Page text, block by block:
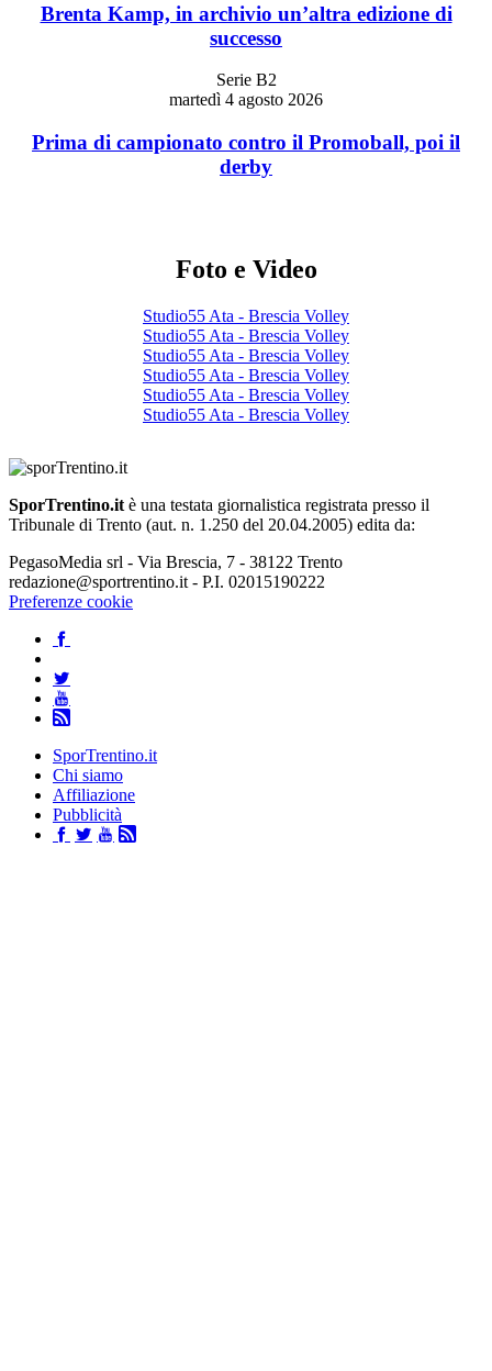
Brenta Kamp, in archivio un’altra edizione di
successo
Serie B2
martedì 4 agosto 2026
Prima di campionato contro il Promoball, poi il
derby
Foto e Video
Studio55 Ata - Brescia Volley
Studio55 Ata - Brescia Volley
Studio55 Ata - Brescia Volley
Studio55 Ata - Brescia Volley
Studio55 Ata - Brescia Volley
Studio55 Ata - Brescia Volley
SporTrentino.it è una testata giornalistica registrata presso il
Tribunale di Trento (aut. n. 1.250 del 20.04.2005) edita da:
PegasoMedia srl - Via Brescia, 7 - 38122 Trento
redazione@sportrentino.it - P.I. 02015190222
Preferenze cookie
SporTrentino.it
Chi siamo
Affiliazione
Pubblicità